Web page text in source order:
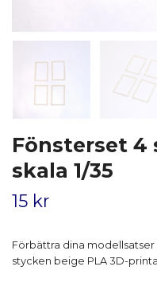
Fönsterset 4
skala 1/35
15 kr
Förbättra dina
stycken beige PLA 3D-